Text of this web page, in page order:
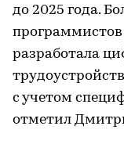
до 2025 года.
разработала
с учетом
отметил